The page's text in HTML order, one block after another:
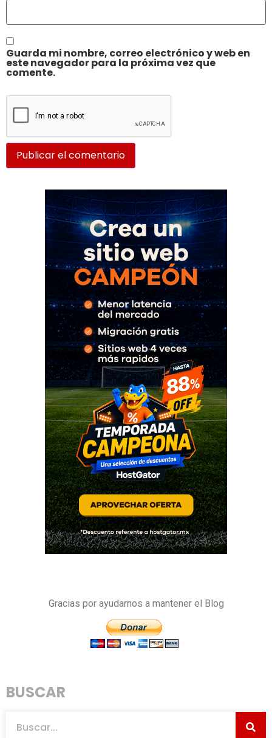
Guarda mi nombre, correo electrónico y web en
este navegador para la próxima vez que
comente.
Gracias por ayudarnos a mantener el Blog
BUSCAR